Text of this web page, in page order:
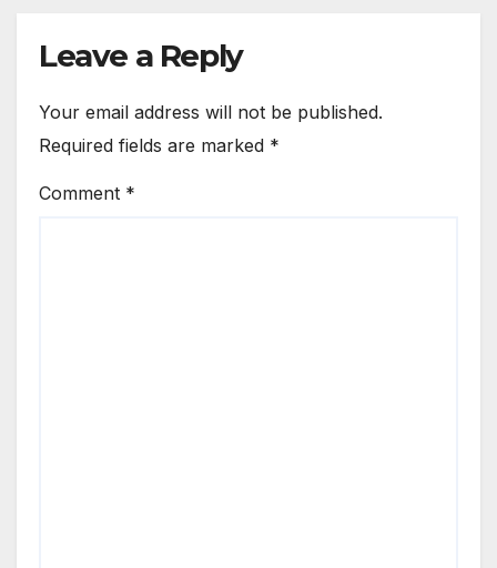
Leave a Reply
Your email address will not be published.
Required fields are marked *
Comment *